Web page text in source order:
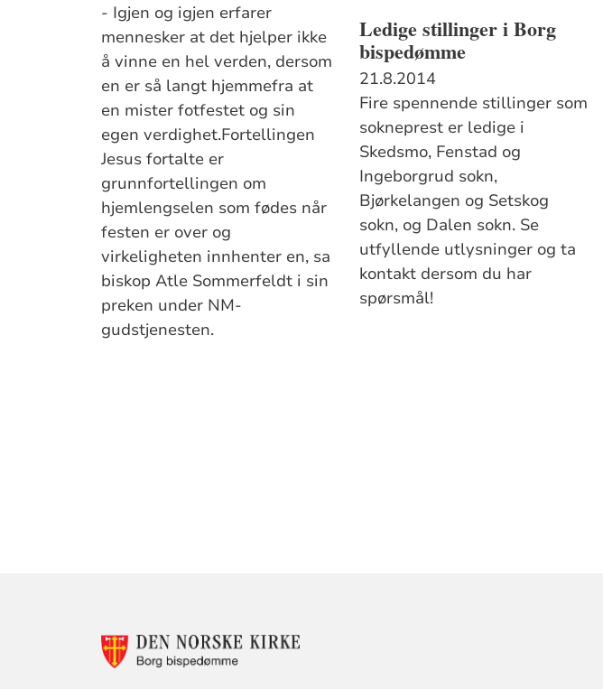
- Igjen og igjen erfarer
mennesker at det hjelper ikke
å vinne en hel verden, dersom
en er så langt hjemmefra at
en mister fotfestet og sin
egen verdighet.Fortellingen
Jesus fortalte er
grunnfortellingen om
hjemlengselen som fødes når
festen er over og
virkeligheten innhenter en, sa
biskop Atle Sommerfeldt i sin
preken under NM-
gudstjenesten.
Ledige stillinger i Borg
bispedømme
21.8.2014
Fire spennende stillinger som
sokneprest er ledige i
Skedsmo, Fenstad og
Ingeborgrud sokn,
Bjørkelangen og Setskog
sokn, og Dalen sokn. Se
utfyllende utlysninger og ta
kontakt dersom du har
spørsmål!
KONTAKTINFORMASJON